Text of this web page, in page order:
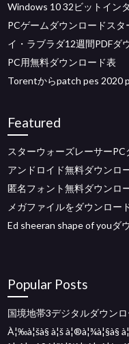
Windows 10 32ビットイン
PCゲームダウンロードス
イ・ラブラダ12週間PDFダ
PC用無料ダウンロード表
Torentからpatch pes 2020
Featured
スターウォーズレーサーPC
アンドロイド無料ダウンロ
匿名フォント無料ダウンロ
メガファイルをダウンロー
Ed sheeran shape of youダ
Popular Posts
国境地帯3デジタルダウン
À¦‰à¦šà§ à¦š à¦®à¦¾à¦§à§